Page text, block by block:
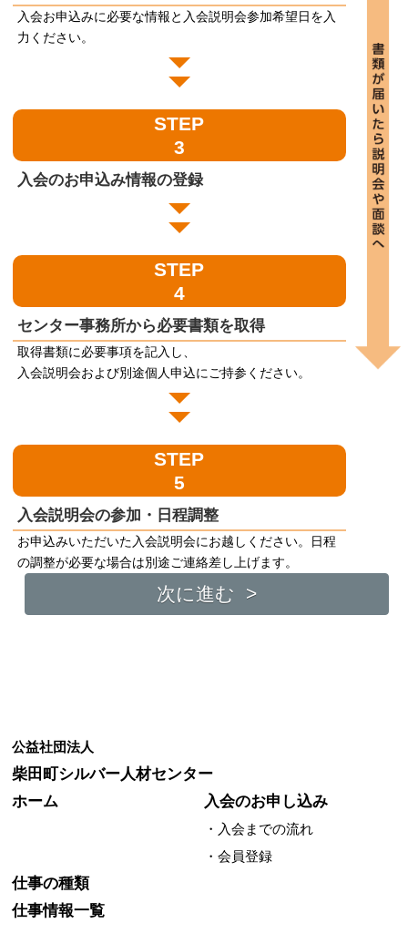
入会お申込みに必要な情報と入会説明会参加希望日を入
力ください。
STEP
3
入会のお申込み情報の登録
STEP
4
センター事務所から必要書類を取得
取得書類に必要事項を記入し、
入会説明会および別途個人申込にご持参ください。
STEP
5
入会説明会の参加・日程調整
お申込みいただいた入会説明会にお越しください。日程
の調整が必要な場合は別途ご連絡差し上げます。
公益社団法人
柴田町シルバー人材センター
ホーム
入会のお申し込み
・入会までの流れ
・会員登録
仕事の種類
仕事情報一覧